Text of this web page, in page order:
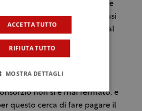
vita grazie un corretto stile
promozione dei molteplici usi
arrivare alla ristorazione e al
abbinamenti
anche a collaborazioni con
“stellate”.
non si è mai fermato, e
questo cerca di fare pagare il
ACCETTA TUTTO
RIFIUTA TUTTO
MOSTRA DETTAGLI